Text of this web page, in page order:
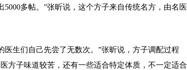
多帖。”张昕说，这个方子来自传统名方，由名医
生们自己先尝了无数次。”张昕说，方子调配过程
方子味道较苦，还有一些适合特定体质，不一定适合